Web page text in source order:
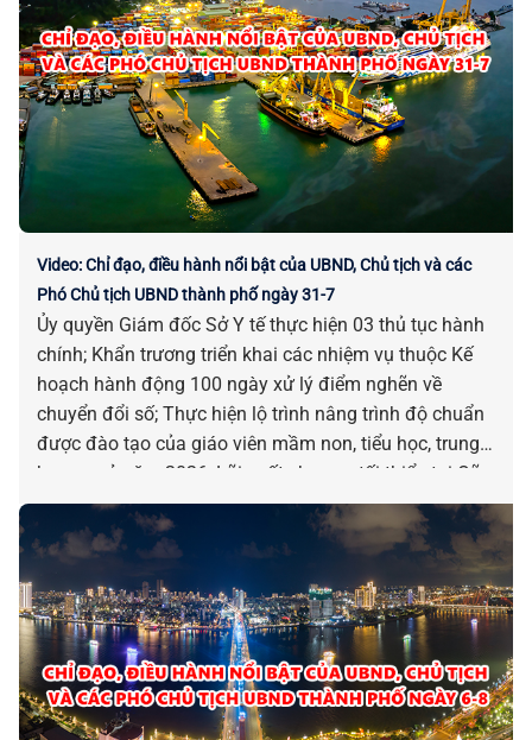
bệnh; Ngày 03 đến 06-12: Lễ hội Đèn lồng quốc tế Hội
An 2026; Ngày 28-8 đến 02-9: Tuần lễ sáng tạo Hội An
2026… là những chỉ đạo, điều hành nổi bật của UBND,
Chủ tịch và các Phó Chủ tịch UBND thành phố ngày
30-7.
Video: Chỉ đạo, điều hành nổi bật của UBND, Chủ tịch và các
Phó Chủ tịch UBND thành phố ngày 31-7
Ủy quyền Giám đốc Sở Y tế thực hiện 03 thủ tục hành
chính; Khẩn trương triển khai các nhiệm vụ thuộc Kế
hoạch hành động 100 ngày xử lý điểm nghẽn về
chuyển đổi số; Thực hiện lộ trình nâng trình độ chuẩn
được đào tạo của giáo viên mầm non, tiểu học, trung
học cơ sở năm 2026; Lãi suất cho vay tối thiểu tại Qũy
Đầu tư phát triển Đà Nẵng là 6,3%/năm; Triển khai
công tác truyền thông chính sách và phát ngôn, cung
cấp thông tin cho báo chí; Tăng cường hỗ trợ ngư dân
trong thực hiện các TTHC liên quan đến tàu cá và khai
thác thuỷ sản… là những chỉ đạo, điều hành nổi bật
của UBND, Chủ tịch và các Phó Chủ tịch UBND thành
phố ngày 31-7.